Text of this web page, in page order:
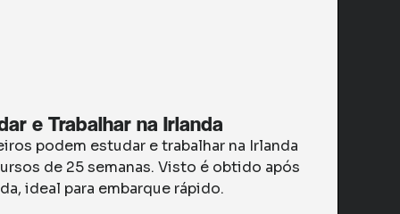
e Trabalhar na Irlanda
podem estudar e trabalhar na Irlanda
de 25 semanas. Visto é obtido após
ideal para embarque rápido.